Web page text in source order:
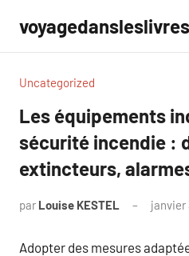
contenu
voyagedansleslivres
Uncategorized
Les équipements
sécurité incendie :
extincteurs,
par Louise KESTEL janvier
Adopter des mesures